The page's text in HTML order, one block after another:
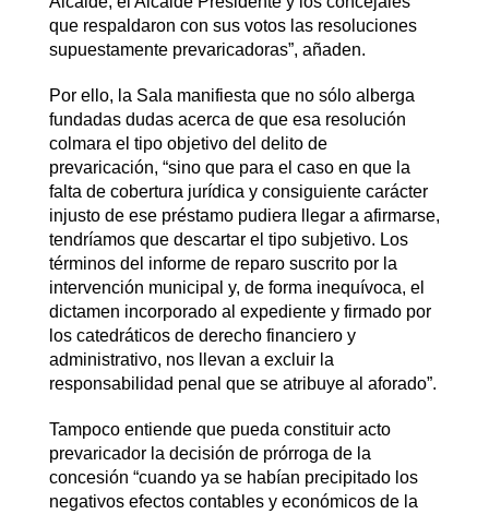
que respaldaron con sus votos las resoluciones
supuestamente prevaricadoras”, añaden.
Por ello, la Sala manifiesta que no sólo alberga
fundadas dudas acerca de que esa resolución
colmara el tipo objetivo del delito de
prevaricación, “sino que para el caso en que la
falta de cobertura jurídica y consiguiente carácter
injusto de ese préstamo pudiera llegar a afirmarse,
tendríamos que descartar el tipo subjetivo. Los
términos del informe de reparo suscrito por la
intervención municipal y, de forma inequívoca, el
dictamen incorporado al expediente y firmado por
los catedráticos de derecho financiero y
administrativo, nos llevan a excluir la
responsabilidad penal que se atribuye al aforado”.
Tampoco entiende que pueda constituir acto
prevaricador la decisión de prórroga de la
concesión “cuando ya se habían precipitado los
negativos efectos contables y económicos de la